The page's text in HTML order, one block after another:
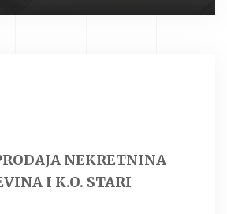
NEKRETNINA
I K.O. STARI